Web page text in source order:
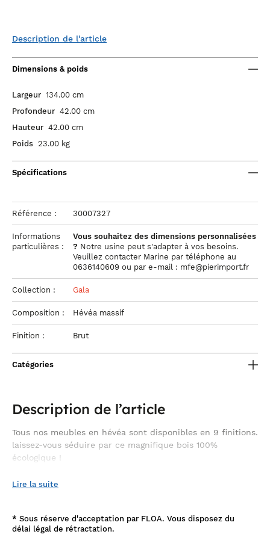
Description de l'article
Dimensions & poids
Largeur 134.00 cm
Profondeur 42.00 cm
Hauteur 42.00 cm
Poids 23.00 kg
Spécifications
Référence : 30007327
Informations
particulières :
Vous souhaitez des dimensions personnalisées
? Notre usine peut s'adapter à vos besoins.
Veuillez contacter Marine par téléphone au
0636140609 ou par e-mail : mfe@pierimport.fr
Collection : Gala
Composition : Hévéa massif
Finition : Brut
Catégories
Description de l’article
Tous nos meubles en hévéa sont disponibles en 9 finitions.
laissez-vous séduire par ce magnifique bois 100%
écologique !
l'environnement. Chaque arbre abattu est systématiquement
Lire la suite
* Sous réserve d'acceptation par FLOA. Vous disposez du
délai légal de rétractation.